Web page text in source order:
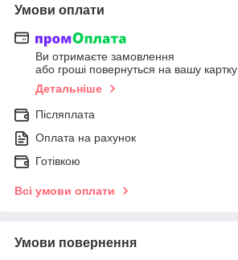
Умови оплати
Ви отримаєте замовлення
або гроші повернуться на вашу картку
Детальніше
Післяплата
Оплата на рахунок
Готівкою
Всі умови оплати
Умови повернення